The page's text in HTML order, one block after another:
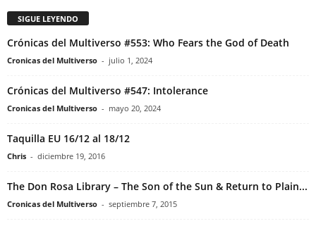
SIGUE LEYENDO
Crónicas del Multiverso #553: Who Fears the God of Death
Cronicas del Multiverso - julio 1, 2024
Crónicas del Multiverso #547: Intolerance
Cronicas del Multiverso - mayo 20, 2024
Taquilla EU 16/12 al 18/12
Chris - diciembre 19, 2016
The Don Rosa Library – The Son of the Sun & Return to Plain...
Cronicas del Multiverso - septiembre 7, 2015